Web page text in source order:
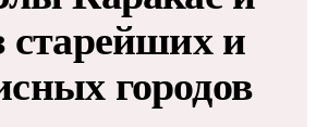
старейших и
городов